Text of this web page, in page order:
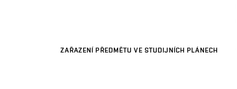
ZAŘAZENÍ PŘEDMĚTU VE STUDIJNÍCH PLÁNECH